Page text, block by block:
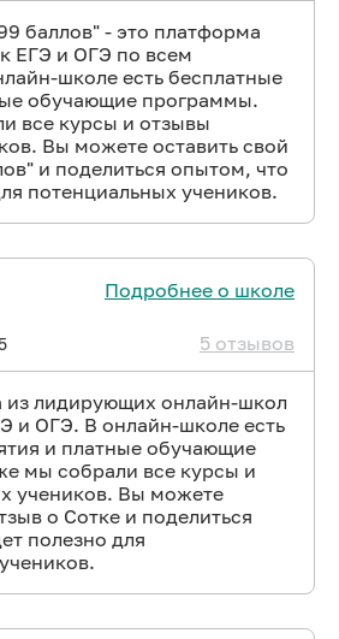
баллов" - это платформа
ЕГЭ и ОГЭ по всем
школе есть бесплатные
обучающие программы.
все курсы и отзывы
Вы можете оставить свой
и поделиться опытом, что
потенциальных учеников.
Подробнее о школе
5 отзывов
из лидирующих онлайн-школ
и ОГЭ. В онлайн-школе есть
и платные обучающие
мы собрали все курсы и
учеников. Вы можете
о Сотке и поделиться
полезно для